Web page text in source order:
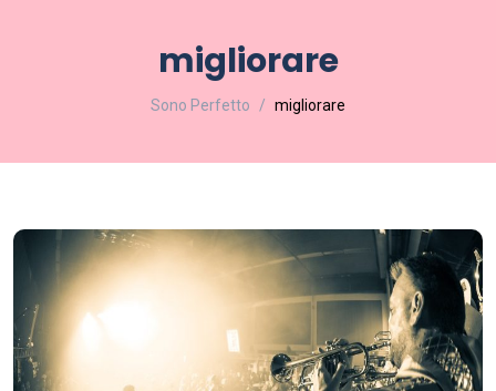
migliorare
Sono Perfetto migliorare